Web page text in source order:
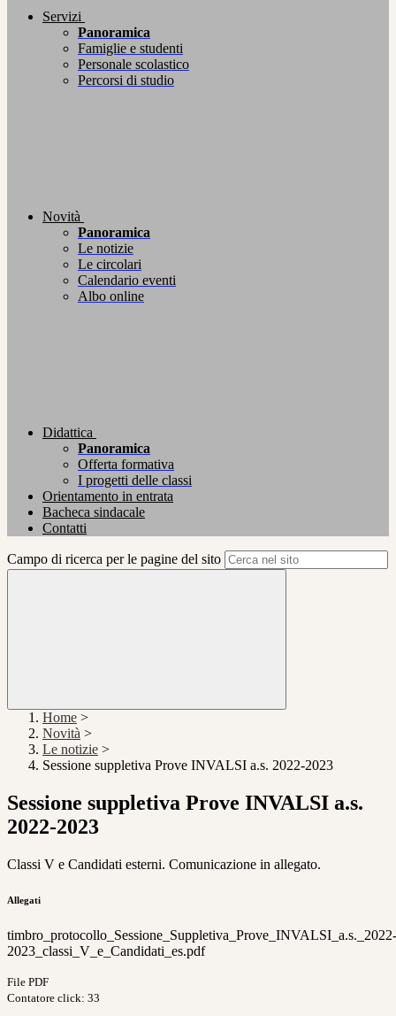
Servizi
Panoramica
Famiglie e studenti
Personale scolastico
Percorsi di studio
Novità
Panoramica
Le notizie
Le circolari
Calendario eventi
Albo online
Didattica
Panoramica
Offerta formativa
I progetti delle classi
Orientamento in entrata
Bacheca sindacale
Contatti
Campo di ricerca per le pagine del sito
Home >
Novità >
Le notizie >
Sessione suppletiva Prove INVALSI a.s. 2022-2023
Sessione suppletiva Prove INVALSI a.s.
2022-2023
Classi V e Candidati esterni. Comunicazione in allegato.
Allegati
timbro_protocollo_Sessione_Suppletiva_Prove_INVALSI_a.s._2022-
2023_classi_V_e_Candidati_es.pdf
File PDF
Contatore click: 33